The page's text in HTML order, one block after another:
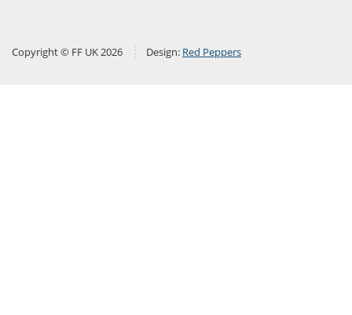
Copyright © FF UK 2026 Design: Red Peppers